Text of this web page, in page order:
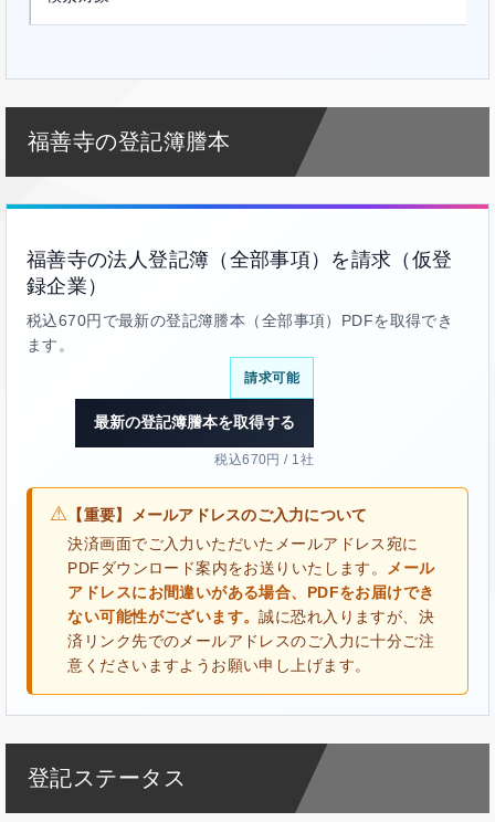
福善寺の登記簿謄本
福善寺の法人登記簿（全部事項）を請求（仮登
録企業）
税込670円で最新の登記簿謄本（全部事項）PDFを取得でき
ます。
請求可能
最新の登記簿謄本を取得する
税込670円 / 1社
⚠ 【重要】メールアドレスのご入力について
決済画面でご入力いただいたメールアドレス宛に
PDFダウンロード案内をお送りいたします。
メール
アドレスにお間違いがある場合、PDFをお届けでき
ない可能性がございます。誠に恐れ入りますが、決
済リンク先でのメールアドレスのご入力に十分ご注
意くださいますようお願い申し上げます。
登記ステータス